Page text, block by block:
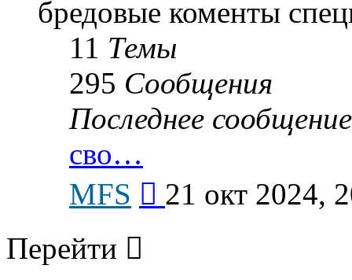
бредовые коменты
11 Темы
295 Сообщения
Последнее сообщение
сво…
MFS
последнему
21 окт 2024,
Перейти